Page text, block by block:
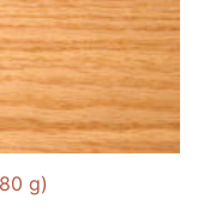
g)